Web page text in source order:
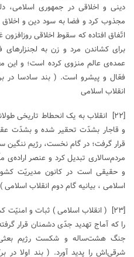
دینی و اخلاقی در جمهوری اسلامی،
مجذوب کرد و فضا به سود دین و اخلاق
اتّفاق افتاده که سقوط اخلاقی
برای کشاندن مرد و زن به
عمده‌ی عالم منزوی کرده است؛ و این
فعّال و پیشرو است. ( بند سادسا در
انقلاب اسلامی
[۲۲]
انقلاب به یک انحطاط تاریخی
و قاجار بشدّت تحقیر شده و بشدّت
قرار گرفت؛ در گام نخست، رژیم
مردم‌سالاری تبدیل کرد و عنصر
و حقیقی است در کانون مدیریّت
اسلامی ، بیانیه گام دوم انقلاب اسلامی )
[۲۳]
( انقلاب اسلامی ) ثبات و امنیّت
را که آماج تهدید جدّی دشمنان قرار
جنگ هشت‌ساله و شکست رژیم بعثی و
شرقی‌اش را پدید ‌آورد. ( بند اولا در